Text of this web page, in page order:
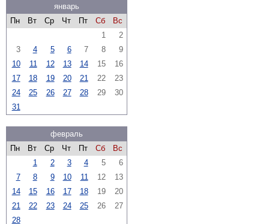
январь
Пн
Вт Ср Чт Пт Сб
Вс
1
2
3
4 5 6 7 8
9
10
11 12 13 14 15
16
17
18 19 20 21 22
23
24
25 26 27 28 29
30
31
февраль
Пн
Вт Ср Чт Пт Сб
Вс
1
2 3 4 5
6
7
8 9 10 11 12
13
14
15 16 17 18 19
20
21
22 23 24 25 26
27
28